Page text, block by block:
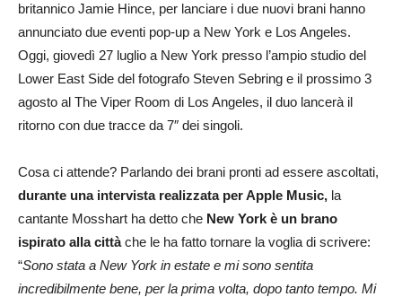
britannico Jamie Hince, per lanciare i due nuovi brani hanno
annunciato due eventi pop-up a New York e Los Angeles.
Oggi, giovedì 27 luglio a New York presso l’ampio studio del
Lower East Side del fotografo Steven Sebring e il prossimo 3
agosto al The Viper Room di Los Angeles, il duo lancerà il
ritorno con due tracce da 7″ dei singoli.
Cosa ci attende? Parlando dei brani pronti ad essere ascoltati,
durante una intervista realizzata per Apple Music, la
cantante Mosshart ha detto che New York è un brano
ispirato alla cittàche le ha fatto tornare la voglia di scrivere:
“Sono stata a New York in estate e mi sono sentita
incredibilmente bene, per la prima volta, dopo tanto tempo. Mi